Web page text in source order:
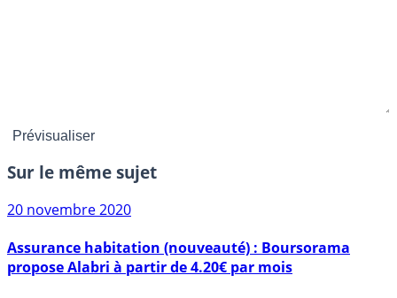
Sur le même sujet
20 novembre 2020